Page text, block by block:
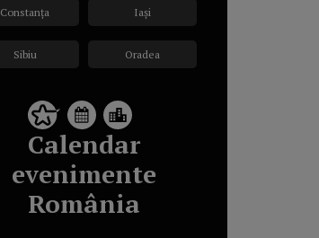
Constanța
Sibiu
Iași
Oradea
Calendar
evenimente
România